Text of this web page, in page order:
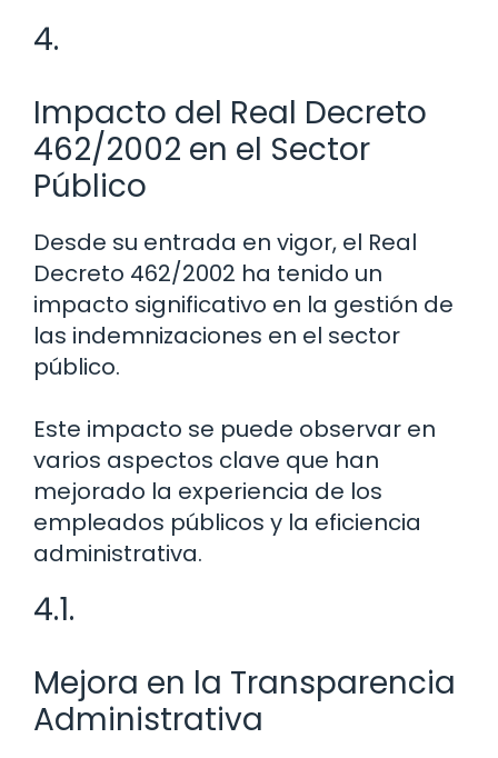
4.
Impacto del Real Decreto
462/2002 en el Sector
Público
Desde su entrada en vigor, el Real
Decreto 462/2002 ha tenido un
impacto significativo en la gestión de
las indemnizaciones en el sector
público.
Este impacto se puede observar en
varios aspectos clave que han
mejorado la experiencia de los
empleados públicos y la eficiencia
administrativa.
4.1.
Mejora en la Transparencia
Administrativa